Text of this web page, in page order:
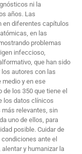
ni la
años. Las
en diferentes capítulos
en las
problemas
infeccioso,
que han sido
autores con las
medio y en ese
los 350 que tiene el
los datos clínicos
relevantes, sin
uno de ellos, para
posible. Cuidar de
ante el
y humanizar la